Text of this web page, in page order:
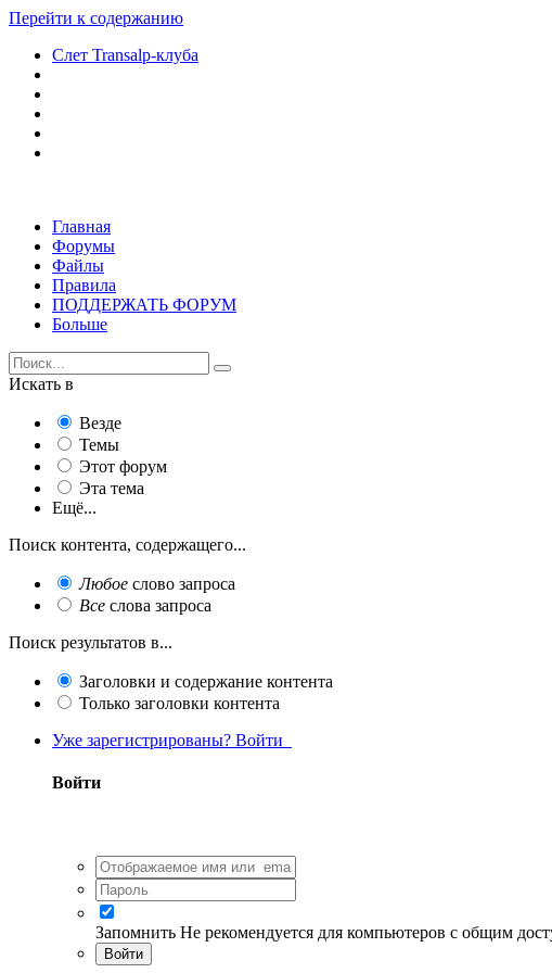
Перейти к содержанию
Слет Transalp-клуба
Главная
Форумы
Файлы
Правила
ПОДДЕРЖАТЬ ФОРУМ
Больше
Искать в
Везде
Темы
Этот форум
Эта тема
Ещё...
Поиск контента, содержащего...
Любое слово запроса
Все слова запроса
Поиск результатов в...
Заголовки и содержание контента
Только заголовки контента
Уже зарегистрированы? Войти
Войти
Запомнить Не рекомендуется для компьютеров с общим
Войти